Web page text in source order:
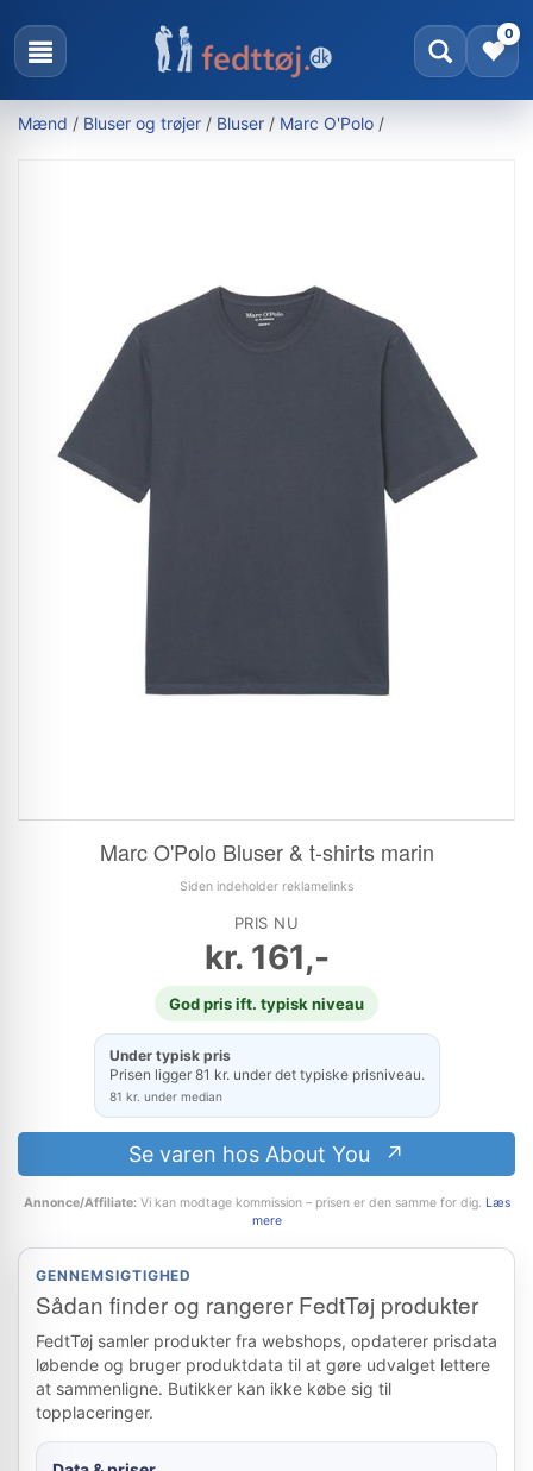
0
Mænd / Bluser og trøjer / Bluser / Marc O'Polo /
Marc O'Polo Bluser & t-shirts marin
Siden indeholder reklamelinks
PRIS NU
kr.161,-
God pris ift. typisk niveau
Under typisk pris
Prisen ligger 81 kr. under det typiske prisniveau.
81 kr. under median
Se varen hos About You
Annonce/Affiliate:Vi kan modtage kommission – prisen er den samme for dig. Læs
mere
GENNEMSIGTIGHED
Sådan finder og rangerer FedtTøj produkter
FedtTøj samler produkter fra webshops, opdaterer prisdata
løbende og bruger produktdata til at gøre udvalget lettere
at sammenligne. Butikker kan ikke købe sig til
topplaceringer.